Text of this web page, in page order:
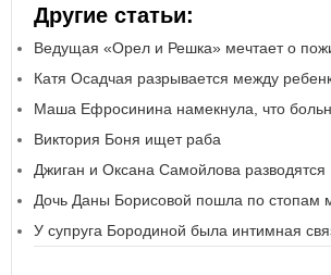
Другие статьи:
Ведущая «Орел и Решка» мечтает о
Катя Осадчая разрывается между
Маша Ефросинина намекнула, что
Виктория Боня ищет раба
Джиган и Оксана Самойлова разводятся
Дочь Даны Борисовой пошла по стопам
У супруга Бородиной была интимная